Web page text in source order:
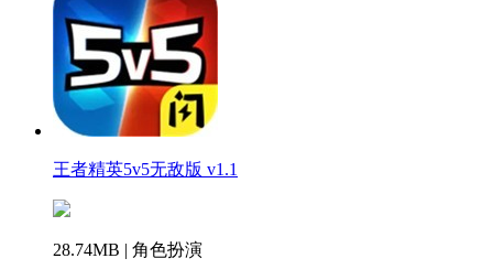
王者精英5v5无敌版 v1.1
28.74MB | 角色扮演